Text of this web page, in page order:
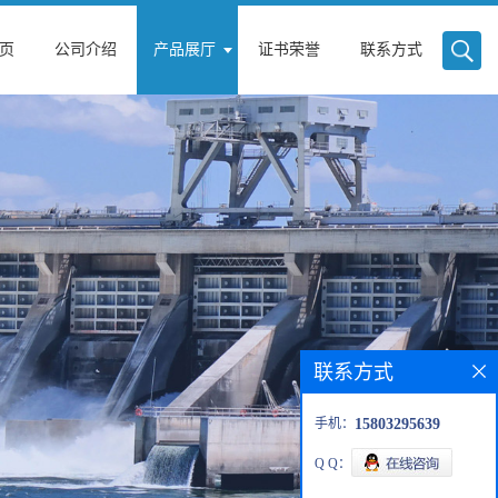
公司介绍 产品展厅 证书荣誉 联系方式
联系方式
手机： 15803295639
Q Q：